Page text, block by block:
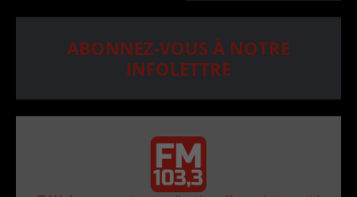
ABONNEZ-VOUS À NOTRE
INFOLETTRE